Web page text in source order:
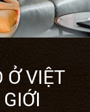
Ở VIỆT